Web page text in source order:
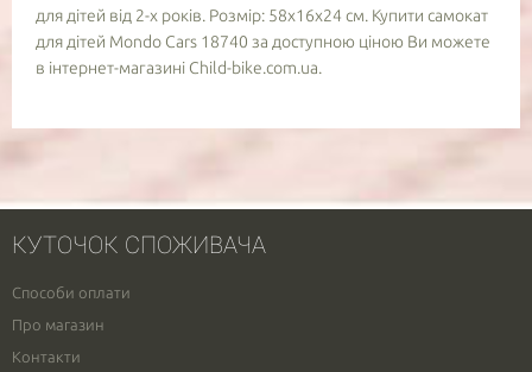
для дітей від 2-х років. Розмір: 58х16х24 см. Купити самокат
для дітей Mondo Cars 18740 за доступною ціною Ви можете
в інтернет-магазині Child-bike.com.ua.
КУТОЧОК СПОЖИВАЧА
Способи оплати
Про магазин
Контакти